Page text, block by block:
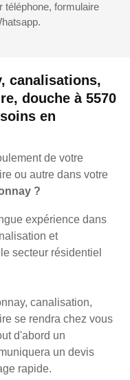
canalisations,
douche à 5570
en
de votre
ou autre dans votre
?
expérience dans
et
secteur résidentiel
canalisation,
se rendra chez vous
d'abord un
un devis
rapide.
téléphone, formulaire